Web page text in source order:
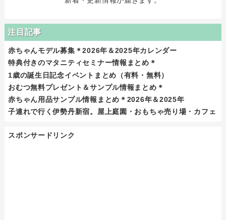
注目記事
赤ちゃんモデル募集＊2026年＆2025年カレンダー
特典付きのマタニティセミナー情報まとめ＊
1歳の誕生日記念イベントまとめ（有料・無料）
おむつ無料プレゼント＆サンプル情報まとめ＊
赤ちゃん用品サンプル情報まとめ＊2026年＆2025年
子連れで行く伊勢丹新宿。屋上庭園・おもちゃ売り場・カフェ
スポンサードリンク